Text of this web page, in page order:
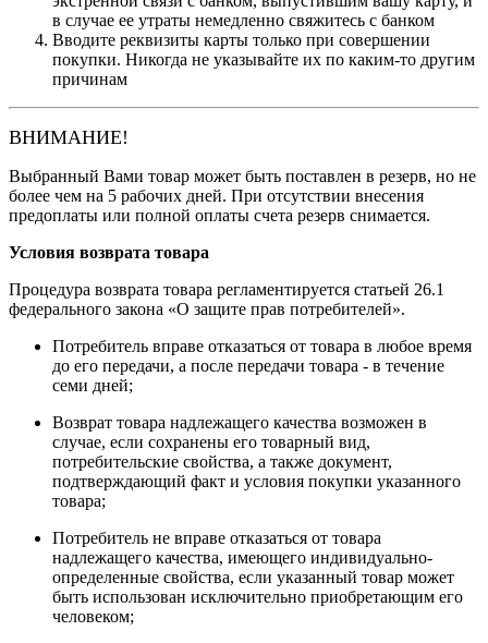
в случае ее утраты немедленно свяжитесь с банком
Вводите реквизиты карты только при совершении
покупки. Никогда не указывайте их по каким-то другим
причинам
ВНИМАНИЕ!
Выбранный Вами товар может быть поставлен в резерв, но не
более чем на 5 рабочих дней. При отсутствии внесения
предоплаты или полной оплаты счета резерв снимается.
Условия возврата товара
Процедура возврата товара регламентируется статьей 26.1
федерального закона «О защите прав потребителей».
Потребитель вправе отказаться от товара в любое время
до его передачи, а после передачи товара - в течение
семи дней;
Возврат товара надлежащего качества возможен в
случае, если сохранены его товарный вид,
потребительские свойства, а также документ,
подтверждающий факт и условия покупки указанного
товара;
Потребитель не вправе отказаться от товара
надлежащего качества, имеющего индивидуально-
определенные свойства, если указанный товар может
быть использован исключительно приобретающим его
человеком;